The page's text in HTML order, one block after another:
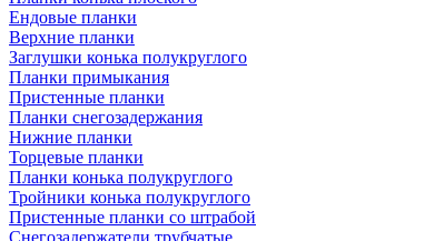
Ендовые планки
Верхние планки
Заглушки конька полукруглого
Планки примыкания
Пристенные планки
Планки снегозадержания
Нижние планки
Торцевые планки
Планки конька полукруглого
Тройники конька полукруглого
Пристенные планки со штрабой
Снегозадержатели трубчатые